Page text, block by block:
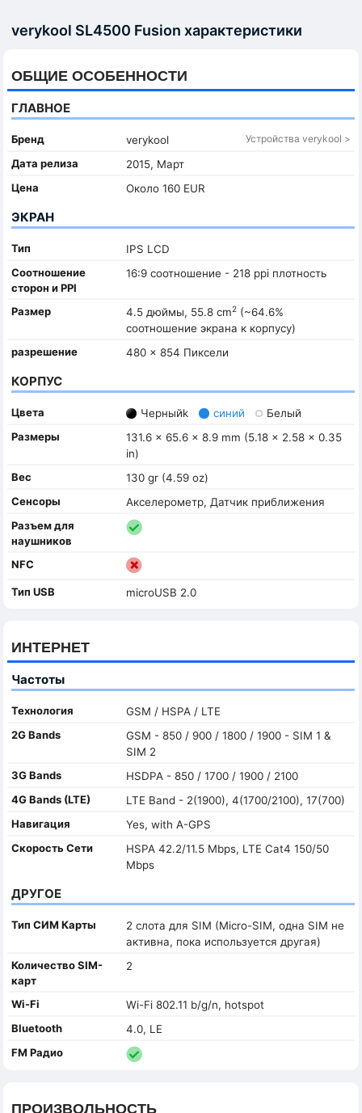
verykool SL4500 Fusion характеристики
ОБЩИЕ ОСОБЕННОСТИ
ГЛАВНОЕ
Бренд verykool Устройства verykool >
Дата релиза
2015, Март
Цена
Около 160 EUR
ЭКРАН
Тип
IPS LCD
Соотношение
сторон и PPI
16:9 соотношение - 218 ppi плотность
Размер 4.5 дюймы, 55.8 cm2(~64.6%
соотношение экрана к корпусу)
разрешение
480 x 854 Пиксели
КОРПУС
Цвета Черныйk синий
Белый
Размеры
131.6 x 65.6 x 8.9 mm (5.18 x 2.58 x 0.35
in)
Вес
130 gr (4.59 oz)
Сенсоры
Акселерометр, Датчик приближения
Разъем для
наушников
NFC
Тип USB microUSB 2.0
ИНТЕРНЕТ
Частоты
Технология
GSM / HSPA / LTE
2G Bands
GSM - 850 / 900 / 1800 / 1900 - SIM 1 &
SIM 2
3G Bands
HSDPA - 850 / 1700 / 1900 / 2100
4G Bands (LTE)
LTE Band - 2(1900), 4(1700/2100), 17(700)
Навигация
Yes, with A-GPS
Скорость Сети
HSPA 42.2/11.5 Mbps, LTE Cat4 150/50
Mbps
ДРУГОЕ
Тип СИМ Карты
2 слота для SIM (Micro-SIM, одна SIM не
активна, пока используется другая)
Количество SIM-
карт
2
Wi-Fi
Wi-Fi 802.11 b/g/n, hotspot
Bluetooth
4.0, LE
FM Радио
ПРОИЗВОЛЬНОСТЬ